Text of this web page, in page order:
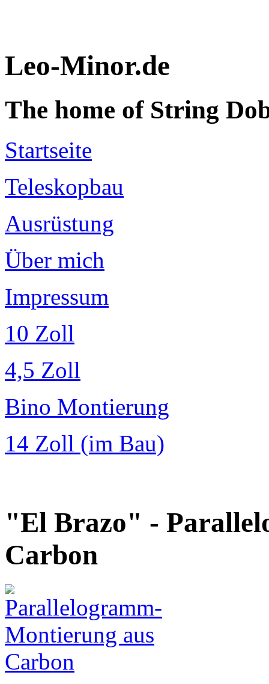
Leo-Minor.de
The home of String
Startseite
Teleskopbau
Ausrüstung
Über mich
Impressum
10 Zoll
4,5 Zoll
Bino Montierung
14 Zoll (im Bau)
"El Brazo" -
Carbon